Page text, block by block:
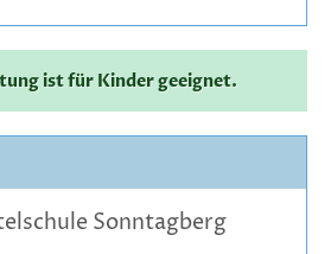
ist für Kinder geeignet.
Sonntagberg